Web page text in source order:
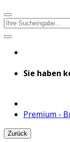
Sie haben
Premium -
Zurück